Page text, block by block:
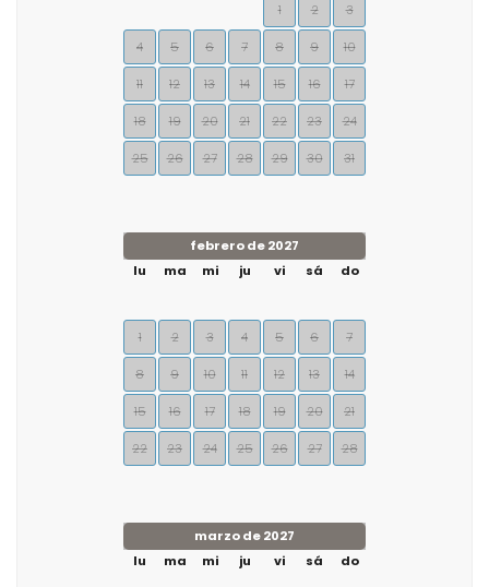
1
2 3
4 5 6 7 8 9 10
11 12 13 14 15 16 17
18 19 20 21 22 23 24
25 26 27 28 29 30 31
febrero de 2027
lu
ma mi ju vi sá do
1 2 3 4 5 6 7
8 9 10 11 12 13 14
15 16 17 18 19 20 21
22 23 24 25 26 27 28
marzo de 2027
lu
ma mi ju vi sá do